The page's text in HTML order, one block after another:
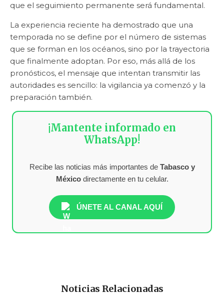
que el seguimiento permanente será fundamental.
La experiencia reciente ha demostrado que una
temporada no se define por el número de sistemas
que se forman en los océanos, sino por la trayectoria
que finalmente adoptan. Por eso, más allá de los
pronósticos, el mensaje que intentan transmitir las
autoridades es sencillo: la vigilancia ya comenzó y la
preparación también.
¡Mantente informado en
WhatsApp!
Recibe las noticias más importantes de Tabasco y
Méxicodirectamente en tu celular.
ÚNETE AL CANAL AQUÍ
Noticias Relacionadas